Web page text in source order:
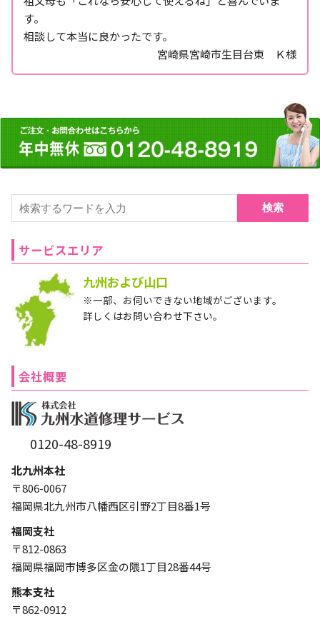
す。
相談して本当に良かったです。
宮崎県宮崎市生目台東 Ｋ様
検索
サービスエリア
九州および山口
※一部、お伺いできない地域がございます。
詳しくはお問い合わせ下さい。
会社概要
0120-48-8919
北九州本社
〒806-0067
福岡県北九州市八幡西区引野2丁目8番1号
福岡支社
〒812-0863
福岡県福岡市博多区金の隈1丁目28番44号
熊本支社
〒862-0912